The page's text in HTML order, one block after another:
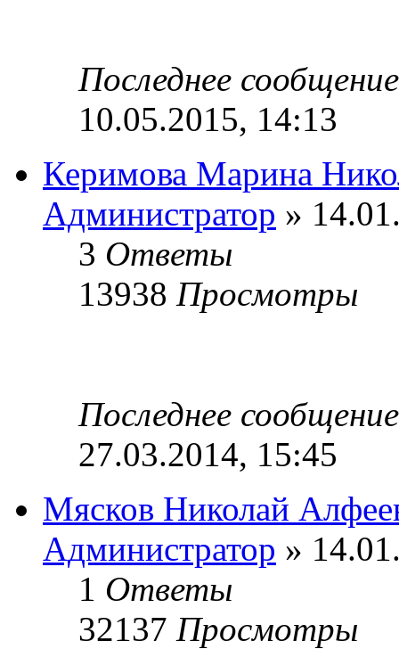
Последнее
10.05.2015, 14:13
Керимова Марина
Администратор »
3 Ответы
13938 Просмотры
Последнее
27.03.2014, 15:45
Мясков Николай
Администратор »
1 Ответы
32137 Просмотры